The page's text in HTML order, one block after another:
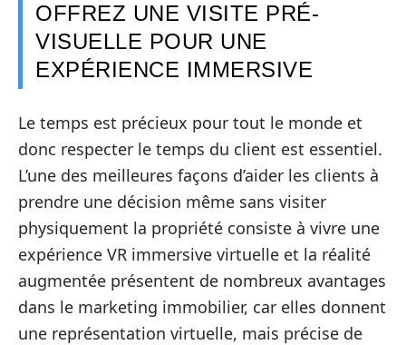
OFFREZ UNE VISITE PRÉ-
VISUELLE POUR UNE
EXPÉRIENCE IMMERSIVE
Le temps est précieux pour tout le monde et
donc respecter le temps du client est essentiel.
L’une des meilleures façons d’aider les clients à
prendre une décision même sans visiter
physiquement la propriété consiste à vivre une
expérience VR immersive virtuelle et la réalité
augmentée présentent de nombreux avantages
dans le marketing immobilier, car elles donnent
une représentation virtuelle, mais précise de